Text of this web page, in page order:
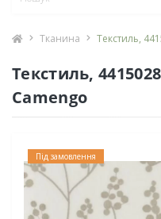
Тканина Текстиль,
Текстиль,
Camengo
Під замовлення